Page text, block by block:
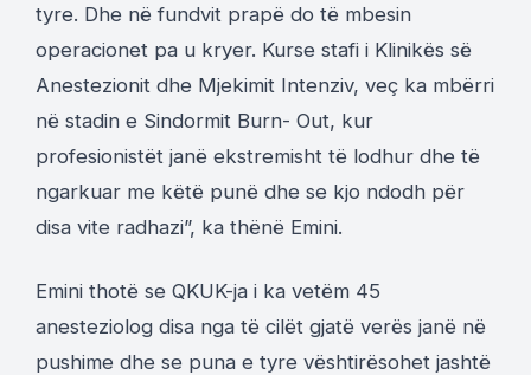
tyre. Dhe në fundvit prapë do të mbesin
operacionet pa u kryer. Kurse stafi i Klinikës së
Anestezionit dhe Mjekimit Intenziv, veç ka mbërri
në stadin e Sindormit Burn- Out, kur
profesionistët janë ekstremisht të lodhur dhe të
ngarkuar me këtë punë dhe se kjo ndodh për
disa vite radhazi”, ka thënë Emini.
Emini thotë se QKUK-ja i ka vetëm 45
anesteziolog disa nga të cilët gjatë verës janë në
pushime dhe se puna e tyre vështirësohet jashtë